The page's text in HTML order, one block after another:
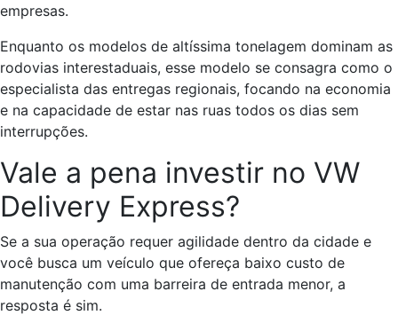
empresas.
Enquanto os modelos de altíssima tonelagem dominam as
rodovias interestaduais, esse modelo se consagra como o
especialista das entregas regionais, focando na economia
e na capacidade de estar nas ruas todos os dias sem
interrupções.
Vale a pena investir no VW
Delivery Express?
Se a sua operação requer agilidade dentro da cidade e
você busca um veículo que ofereça baixo custo de
manutenção com uma barreira de entrada menor, a
resposta é sim.